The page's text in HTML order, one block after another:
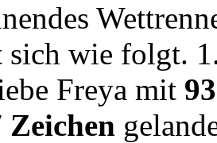
sich wie folgt.
Freya mit
Zeichen